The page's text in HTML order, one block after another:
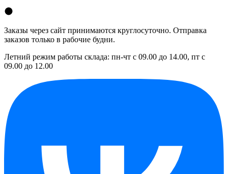
Заказы через сайт принимаются круглосуточно. Отправка
заказов только в рабочие будни.
Летний режим работы склада: пн-чт с 09.00 до 14.00, пт с
09.00 до 12.00